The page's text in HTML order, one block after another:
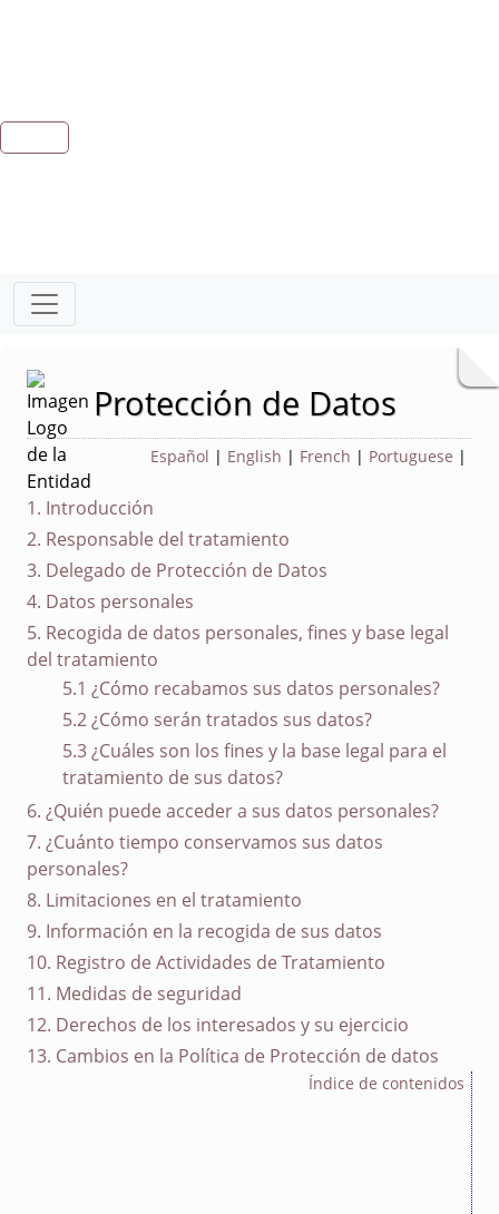
Protección de Datos
Español | English | French | Portuguese |
1. Introducción
2. Responsable del tratamiento
3. Delegado de Protección de Datos
4. Datos personales
5. Recogida de datos personales, fines y base legal
del tratamiento
5.1 ¿Cómo recabamos sus datos personales?
5.2 ¿Cómo serán tratados sus datos?
5.3 ¿Cuáles son los fines y la base legal para el
tratamiento de sus datos?
6. ¿Quién puede acceder a sus datos personales?
7. ¿Cuánto tiempo conservamos sus datos
personales?
8. Limitaciones en el tratamiento
9. Información en la recogida de sus datos
10. Registro de Actividades de Tratamiento
11. Medidas de seguridad
12. Derechos de los interesados y su ejercicio
13. Cambios en la Política de Protección de datos
Índice de contenidos